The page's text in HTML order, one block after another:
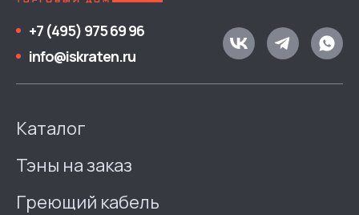
+7 (495) 975 69 96
info@iskraten.ru
Каталог
Тэны на заказ
Греющий кабель